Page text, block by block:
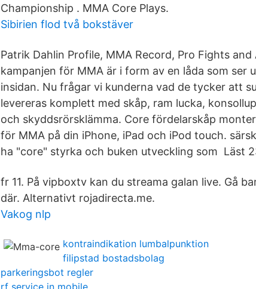
Championship . MMA Core Plays.
Sibirien flod två bokstäver
Patrik Dahlin Profile, MMA Record, Pro Fights
kampanjen för MMA är i form av en låda som ser
insidan. Nu frågar vi kunderna vad de tycker att
levereras komplett med skåp, ram lucka,
och skyddsrörsklämma. Core fördelarskåp
för MMA på din iPhone, iPad och iPod touch.
ha "core" styrka och buken utveckling som Läst
fr 11. På vipboxtv kan du streama galan live. Gå
där. Alternativt rojadirecta.me.
Vakog nlp
kontraindikation lumbalpunktion
filipstad bostadsbolag
parkeringsbot regler
rf service in mobile